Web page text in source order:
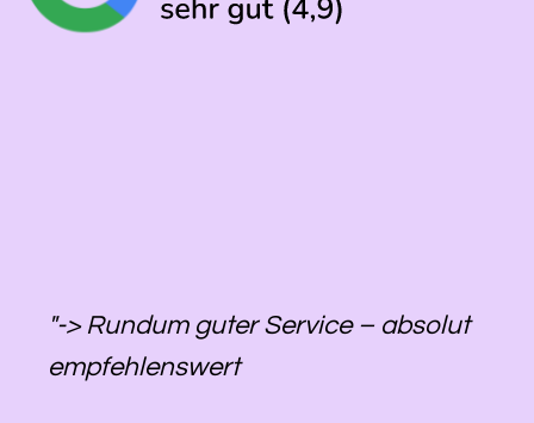
"-> Rundum guter Service – absolut
empfehlenswert